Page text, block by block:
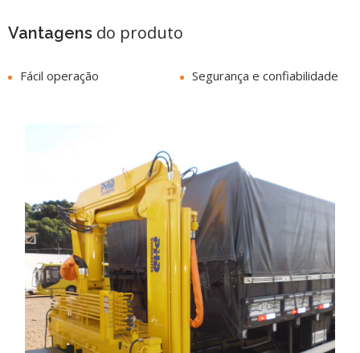
Vantagens do produto
Fácil operação Segurança e confiabilidade